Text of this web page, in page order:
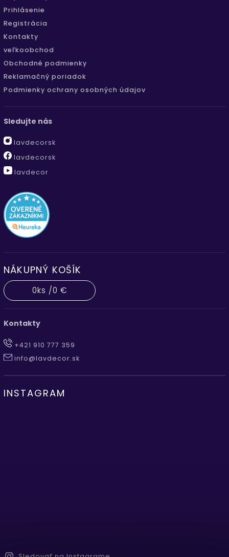
Prihlásenie
Registrácia
Kontakty
veľkoobchod
Obchodné podmienky
Reklamačný poriadok
Podmienky ochrany osobných údajov
Sledujte nás
lavdecorsk
lavdecorsk
lavdecor
NÁKUPNÝ KOŠÍK
0ks /0 €
Kontakty
+421 910 777 359
info@lavdecor.sk
INSTAGRAM